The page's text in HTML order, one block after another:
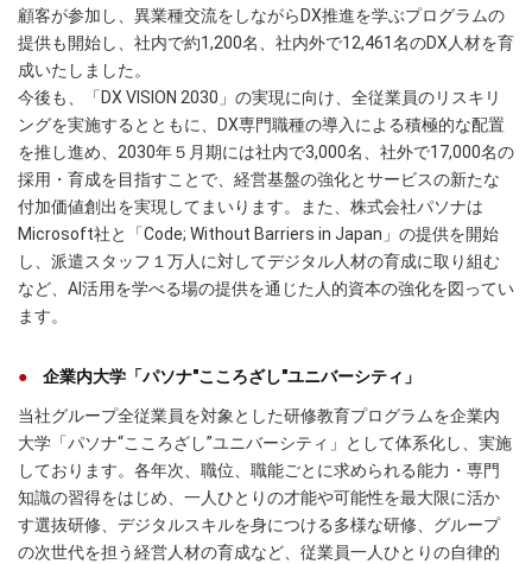
顧客が参加し、異業種交流をしながらDX推進を学ぶプログラムの
提供も開始し、社内で約1,200名、社内外で12,461名のDX人材を育
成いたしました。
今後も、「DX VISION 2030」の実現に向け、全従業員のリスキリ
ングを実施するとともに、DX専門職種の導入による積極的な配置
を推し進め、2030年５月期には社内で3,000名、社外で17,000名の
採用・育成を目指すことで、経営基盤の強化とサービスの新たな
付加価値創出を実現してまいります。また、株式会社パソナは
Microsoft社と「Code; Without Barriers in Japan」の提供を開始
し、派遣スタッフ１万人に対してデジタル人材の育成に取り組む
など、AI活用を学べる場の提供を通じた人的資本の強化を図ってい
ます。
企業内大学「パソナ"こころざし"ユニバーシティ」
当社グループ全従業員を対象とした研修教育プログラムを企業内
大学「パソナ“こころざし”ユニバーシティ」として体系化し、実施
しております。各年次、職位、職能ごとに求められる能力・専門
知識の習得をはじめ、一人ひとりの才能や可能性を最大限に活か
す選抜研修、デジタルスキルを身につける多様な研修、グループ
の次世代を担う経営人材の育成など、従業員一人ひとりの自律的